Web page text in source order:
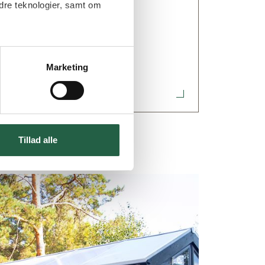
teknologier, samt om
Marketing
Tillad alle
hvordan du vil fordele
og kun tilpasse i kanten.
en præcis tegning – skræddersyet
& svar om udestue